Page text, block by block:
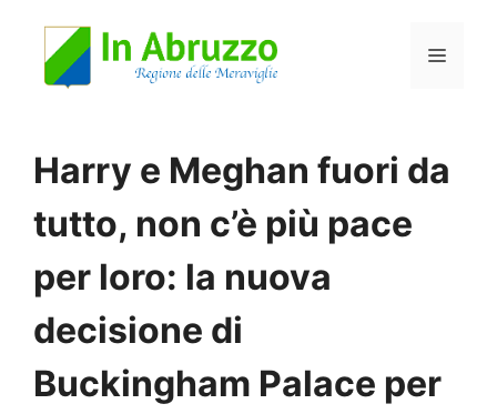
Menu
Harry e Meghan fuori da
tutto, non c’è più pace
per loro: la nuova
decisione di
Buckingham Palace per